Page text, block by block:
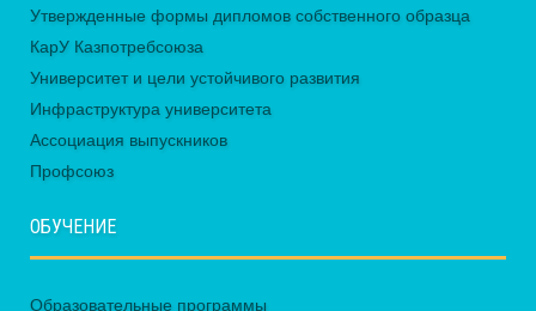
Утвержденные формы дипломов собственного образца
КарУ Казпотребсоюза
Университет и цели устойчивого развития
Инфраструктура университета
Ассоциация выпускников
Профсоюз
ОБУЧЕНИЕ
Образовательные программы